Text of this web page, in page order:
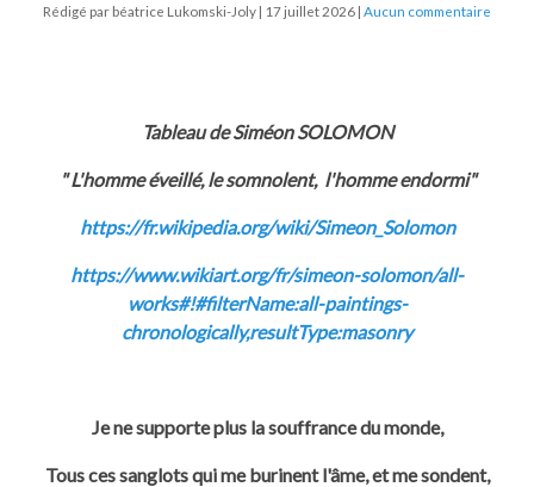
Rédigé par béatrice Lukomski-Joly 17 juillet 2026 Aucun commentaire
Tableau de Siméon SOLOMON
" L'homme éveillé, le somnolent, l'homme endormi"
https://fr.wikipedia.org/wiki/Simeon_Solomon
https://www.wikiart.org/fr/simeon-solomon/all-
works#!#filterName:all-paintings-
chronologically,resultType:masonry
Je ne supporte plus la souffrance du monde,
Tous ces sanglots qui me burinent l'âme, et me sondent,